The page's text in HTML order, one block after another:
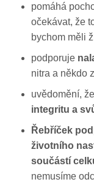
pomáhá
očekávat, že
bychom měli
podporuje
nitra a někdo
uvědomění,
integritu a
Řebříček
životního
součástí
nemusíme